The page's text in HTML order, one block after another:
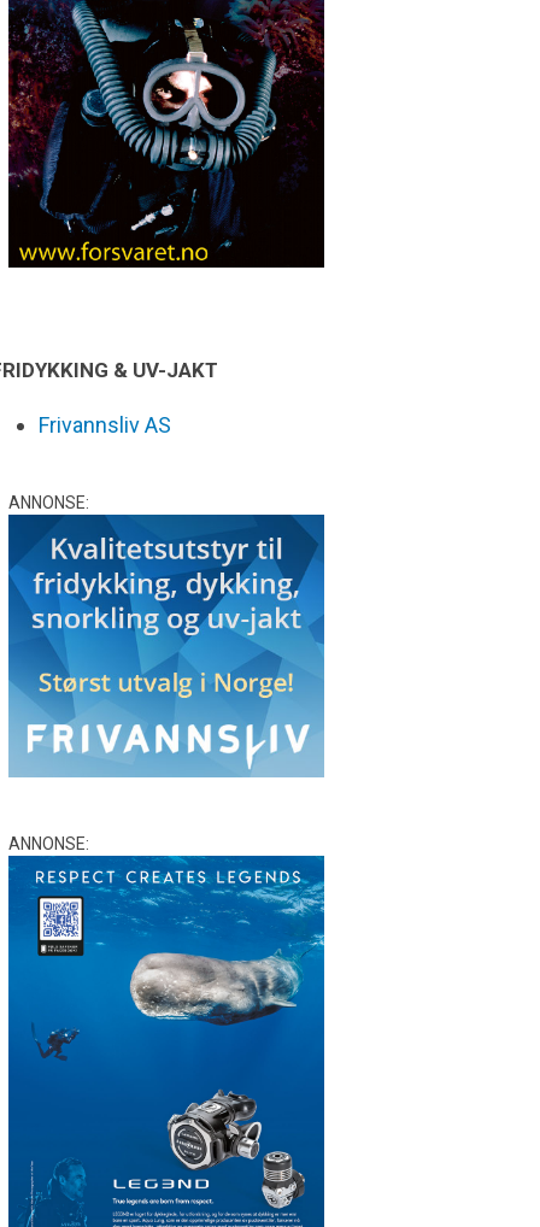
& UV-JAKT
Frivannsliv AS
ANNONSE:
ANNONSE: